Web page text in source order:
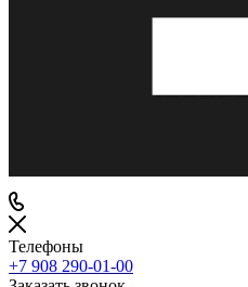
Телефоны
+7 908 290-01-00